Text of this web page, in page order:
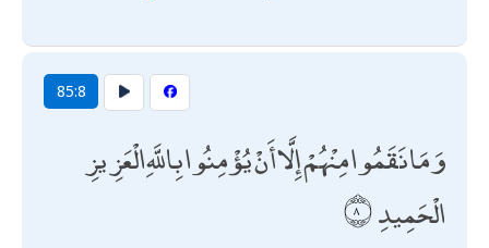
85:8
وَمَا نَقَمُوا مِنْهُمْ إِلَّا أَنْ يُؤْمِنُوا بِاللَّهِ الْعَزِيزِ
الْحَمِيدِ